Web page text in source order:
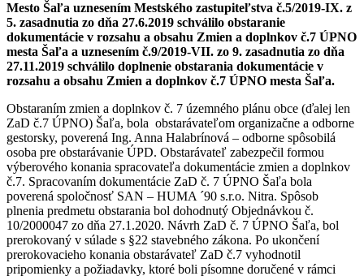
Mesto Šaľa uznesením Mestského zastupiteľstva č.5/2019-IX. z
5. zasadnutia zo dňa 27.6.2019 schválilo obstaranie
dokumentácie v rozsahu a obsahu Zmien a doplnkov č.7 ÚPNO
mesta Šaľa a uznesením č.9/2019-VII. zo 9. zasadnutia zo dňa
27.11.2019 schválilo doplnenie obstarania dokumentácie v
rozsahu a obsahu Zmien a doplnkov č.7 ÚPNO mesta Šaľa.
Obstaraním zmien a doplnkov č. 7 územného plánu obce (ďalej len
ZaD č.7 ÚPNO) Šaľa, bola obstarávateľom organizačne a odborne
gestorsky, poverená Ing. Anna Halabrínová – odborne spôsobilá
osoba pre obstarávanie ÚPD. Obstarávateľ zabezpečil formou
výberového konania spracovateľa dokumentácie zmien a doplnkov
č.7. Spracovaním dokumentácie ZaD č. 7 ÚPNO Šaľa bola
poverená spoločnosť SAN – HUMA ´90 s.r.o. Nitra. Spôsob
plnenia predmetu obstarania bol dohodnutý Objednávkou č.
10/2000047 zo dňa 27.1.2020. Návrh ZaD č. 7 ÚPNO Šaľa, bol
prerokovaný v súlade s §22 stavebného zákona. Po ukončení
prerokovacieho konania obstarávateľ ZaD č.7 vyhodnotil
pripomienky a požiadavky, ktoré boli písomne doručené v rámci